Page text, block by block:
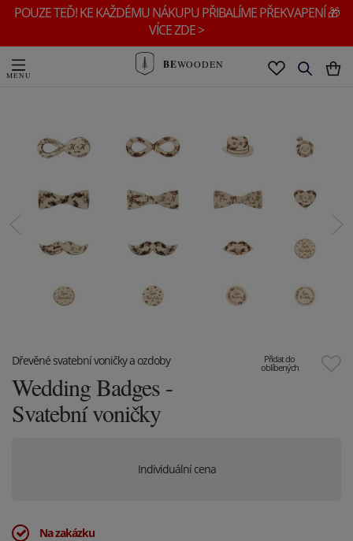
POUZE TEĎ! KE KAŽDÉMU NÁKUPU PŘIBALÍME PŘEKVAPENÍ 🎁
VÍCE ZDE >
BEWOODEN
Přidat do
oblíbených
Dřevěné svatební voničky a ozdoby
Wedding Badges -
Svatební voničky
Individuální cena
Na zakázku